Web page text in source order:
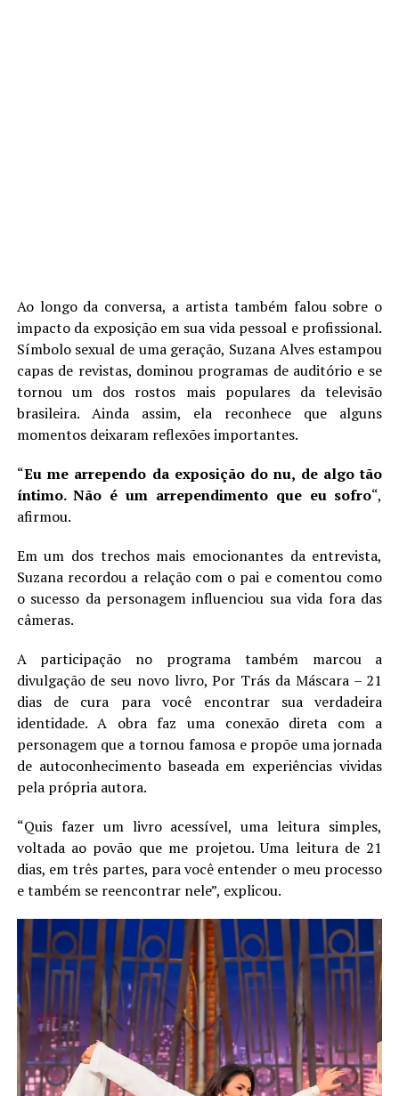
Ao longo da conversa, a artista também falou sobre o
impacto da exposição em sua vida pessoal e profissional.
Símbolo sexual de uma geração, Suzana Alves estampou
capas de revistas, dominou programas de auditório e se
tornou um dos rostos mais populares da televisão
brasileira. Ainda assim, ela reconhece que alguns
momentos deixaram reflexões importantes.
“Eu me arrependo da exposição do nu, de algo tão
íntimo. Não é um arrependimento que eu sofro“,
afirmou.
Em um dos trechos mais emocionantes da entrevista,
Suzana recordou a relação com o pai e comentou como
o sucesso da personagem influenciou sua vida fora das
câmeras.
A participação no programa também marcou a
divulgação de seu novo livro, Por Trás da Máscara – 21
dias de cura para você encontrar sua verdadeira
identidade. A obra faz uma conexão direta com a
personagem que a tornou famosa e propõe uma jornada
de autoconhecimento baseada em experiências vividas
pela própria autora.
“Quis fazer um livro acessível, uma leitura simples,
voltada ao povão que me projetou. Uma leitura de 21
dias, em três partes, para você entender o meu processo
e também se reencontrar nele”, explicou.